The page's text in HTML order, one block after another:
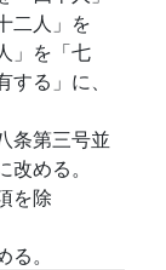
二人」を
」を「七
る」に、
条第三号並
める。
を除
。